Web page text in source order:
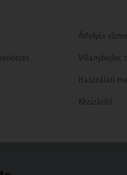
Átfolyós
Villanybojler,
Használati
Kézszárító